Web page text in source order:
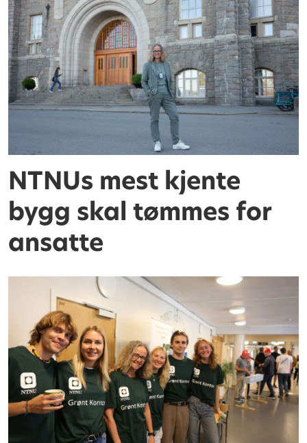
NTNUs mest kjente
bygg skal tømmes for
ansatte